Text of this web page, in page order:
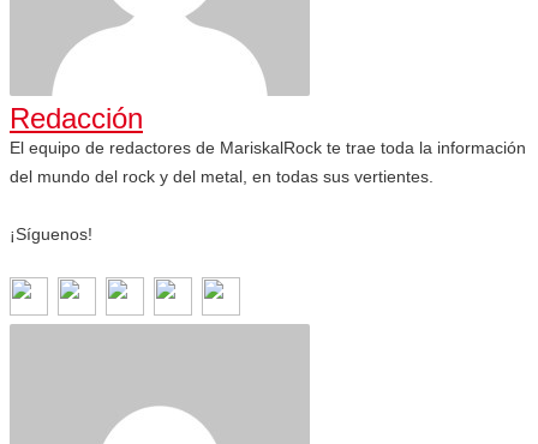
Redacción
El equipo de redactores de MariskalRock te trae toda la información
del mundo del rock y del metal, en todas sus vertientes.
¡Síguenos!